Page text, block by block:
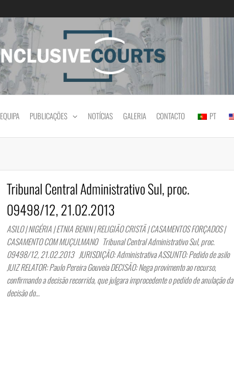
Igualdade e diferença cultural na prática judicial portuguesa
EQUIPA PUBLICAÇÕES NOTÍCIAS GALERIA CONTACTO PT
Tribunal Central Administrativo Sul, proc.
09498/12, 21.02.2013
ASILO | NIGÉRIA | ETNIA BENIN | RELIGIÃO CRISTÃ | CASAMENTOS FORÇADOS |
CASAMENTO COM MUÇULMANO Tribunal Central Administrativo Sul, proc.
09498/12, 21.02.2013 JURISDIÇÃO: Administrativa ASSUNTO: Pedido de asilo
JUIZ RELATOR: Paulo Pereira Gouveia DECISÃO: Nega provimento ao recurso,
confirmando a decisão recorrida, que julgara improcedente o pedido de anulação da
decisão do…